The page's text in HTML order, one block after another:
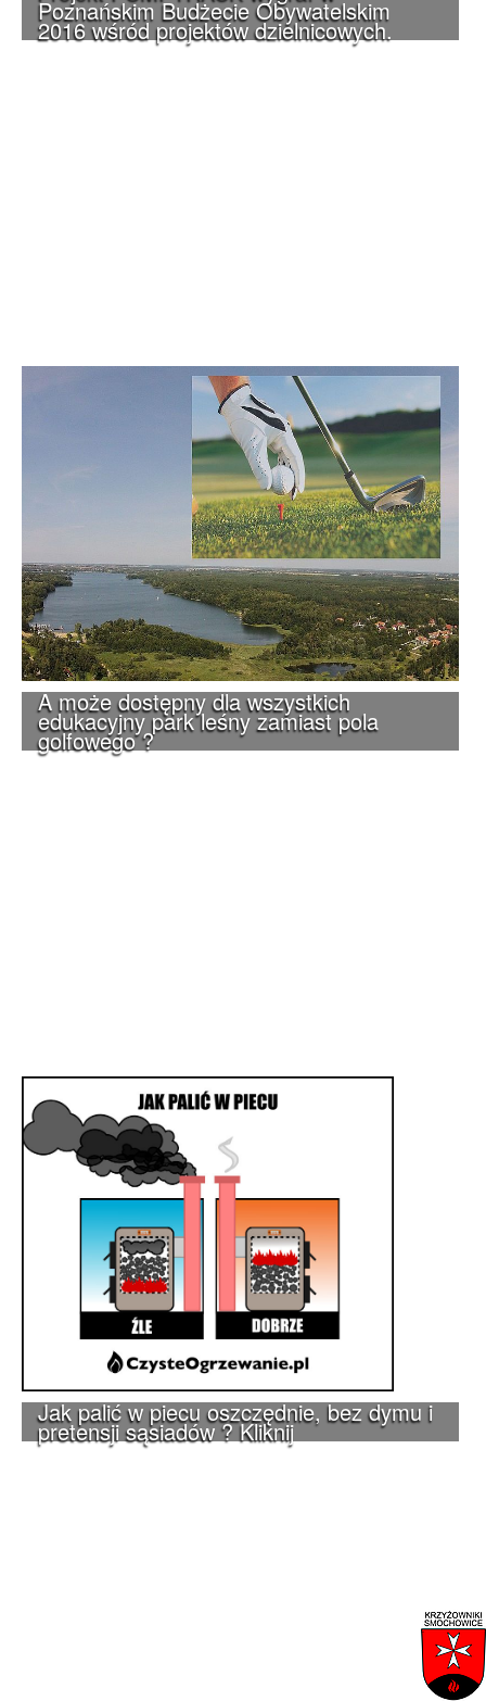
Poznańskim Budżecie Obywatelskim
2016 wśród projektów dzielnicowych.
A może dostępny dla wszystkich
edukacyjny park leśny zamiast pola
golfowego ?
Jak palić w piecu oszczędnie, bez dymu i
pretensji sąsiadów ? Kliknij